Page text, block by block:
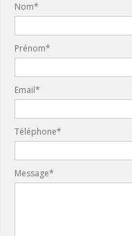
Nom*
Prénom*
Email*
Téléphone*
Message*